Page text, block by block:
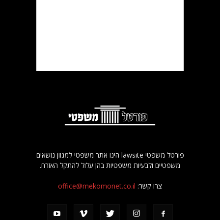
פורטל משפטי lawsite הינו אתר משפטי למגוון נושאים
משפטיים ולבעיות משפטיות בהן עלול להתקל האזרח.
צרו קשר: office@mekomonet.co.il